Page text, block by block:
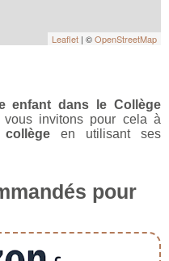
Leaflet | ©OpenStreetMap
enfant dans le Collège
invitons pour cela à
en utilisant ses
pour